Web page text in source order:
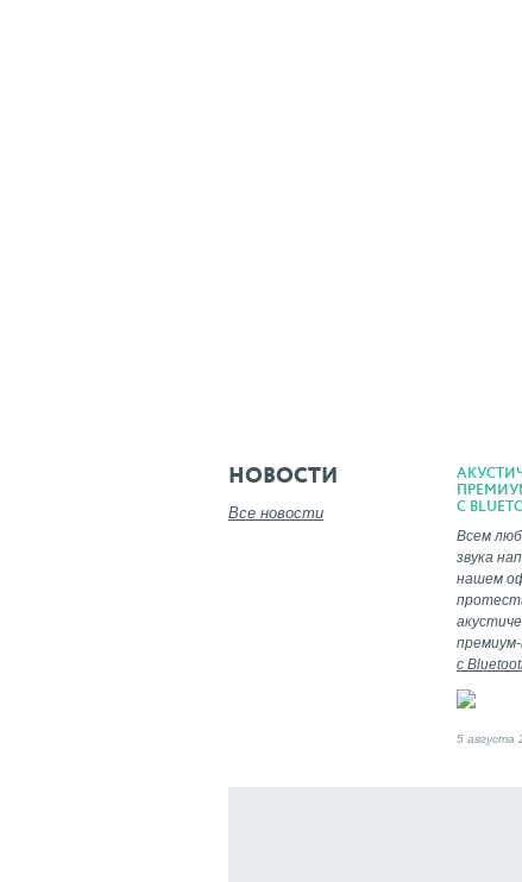
НОВОСТИ
Все новости
С
Всем
звука
нашем
премиум-
с
5 августа